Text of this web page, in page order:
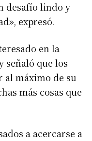
desafío lindo y
expresó.
en la
señaló que los
máximo de su
más cosas que
a acercarse a